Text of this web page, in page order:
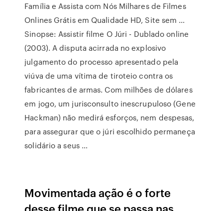
Família e Assista com Nós Milhares de Filmes
Onlines Grátis em Qualidade HD, Site sem …
Sinopse: Assistir filme O Júri - Dublado online
(2003). A disputa acirrada no explosivo
julgamento do processo apresentado pela
viúva de uma vítima de tiroteio contra os
fabricantes de armas. Com milhões de dólares
em jogo, um jurisconsulto inescrupuloso (Gene
Hackman) não medirá esforços, nem despesas,
para assegurar que o júri escolhido permaneça
solidário a seus …
Movimentada ação é o forte